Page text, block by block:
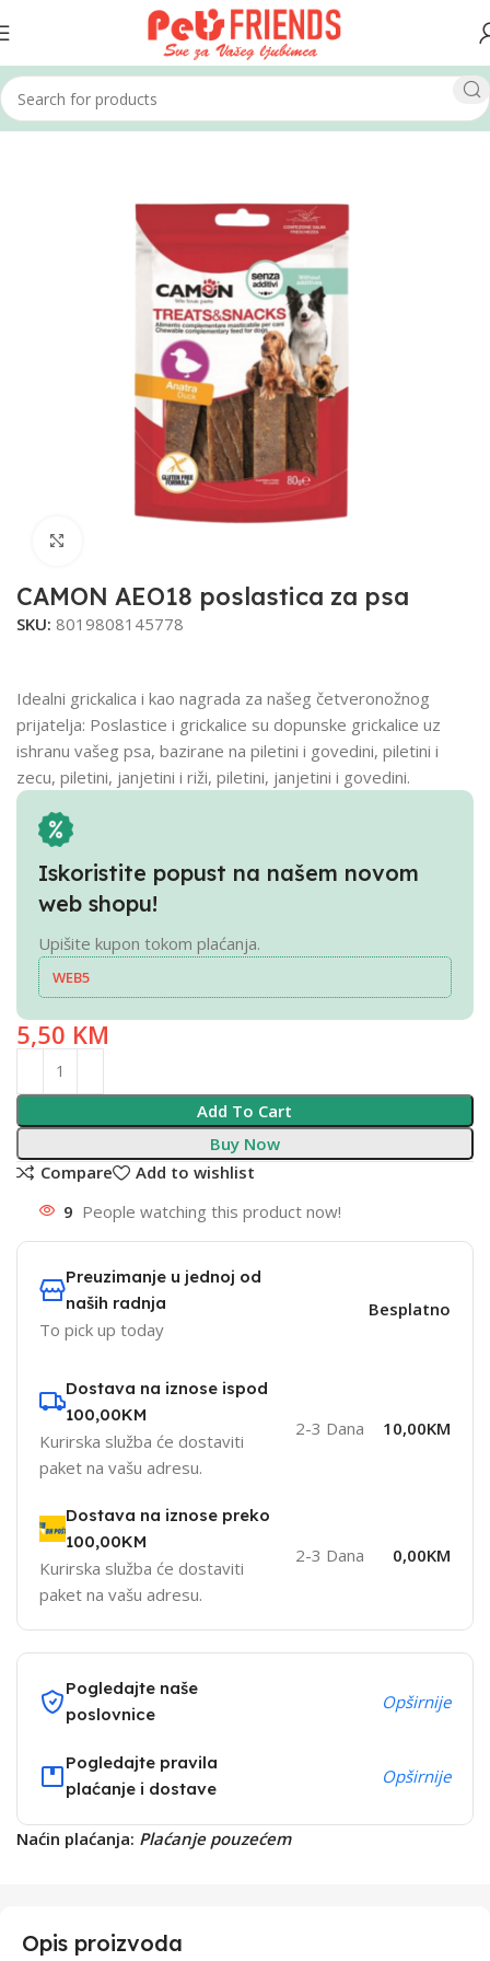
Home Psi Poslastice
CAMON AEO18 poslastica za psa
SKU: 8019808145778
Idealni grickalica i kao nagrada za našeg četveronožnog
prijatelja: Poslastice i grickalice su dopunske grickalice uz
ishranu vašeg psa, bazirane na piletini i govedini, piletini i
zecu, piletini, janjetini i riži, piletini, janjetini i govedini.
Iskoristite popust na našem novom
web shopu!
Upišite kupon tokom plaćanja.
WEB5
5,50 KM
Add To Cart
Buy Now
Compare
Add to wishlist
9 People watching this product now!
Preuzimanje u jednoj od
naših radnja
To pick up today
Besplatno
Dostava na iznose ispod
100,00KM
Kurirska služba će dostaviti
paket na vašu adresu.
2-3 Dana 10,00KM
Dostava na iznose preko
100,00KM
Kurirska služba će dostaviti
paket na vašu adresu.
2-3 Dana 0,00KM
Pogledajte naše
poslovnice
Opširnije
Pogledajte pravila
plaćanje i dostave
Opširnije
Naćin plaćanja: Plaćanje pouzećem
Opis proizvoda